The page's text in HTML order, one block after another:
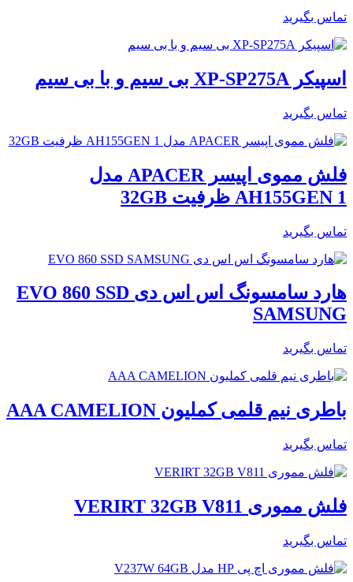
تماس بگیرید
اسپیکر XP-SP275A بی سیم و با بی سیم
تماس بگیرید
فلش مموی اپیسر APACER مدل
AH155GEN 1 ظرفیت 32GB
تماس بگیرید
هارد سامسونگ اس اس دی EVO 860 SSD
SAMSUNG
تماس بگیرید
باطری نیم قلمی کملیون AAA CAMELION
تماس بگیرید
فلش مموری VERIRT 32GB V811
تماس بگیرید